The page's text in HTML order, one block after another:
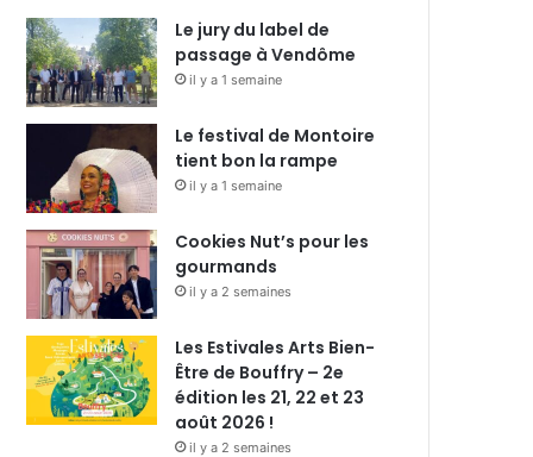
Le jury du label de
passage à Vendôme
il y a 1 semaine
Le festival de Montoire
tient bon la rampe
il y a 1 semaine
Cookies Nut’s pour les
gourmands
il y a 2 semaines
Les Estivales Arts Bien-
Être de Bouffry – 2e
édition les 21, 22 et 23
août 2026 !
il y a 2 semaines